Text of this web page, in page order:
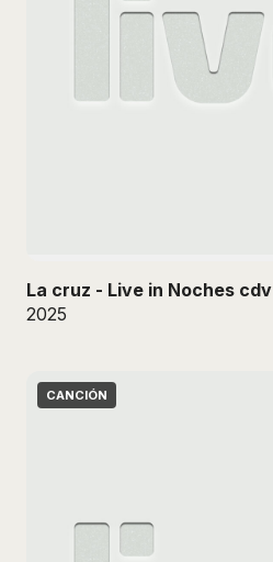
La cruz - Live in Noches cdv
2025
CANCIÓN